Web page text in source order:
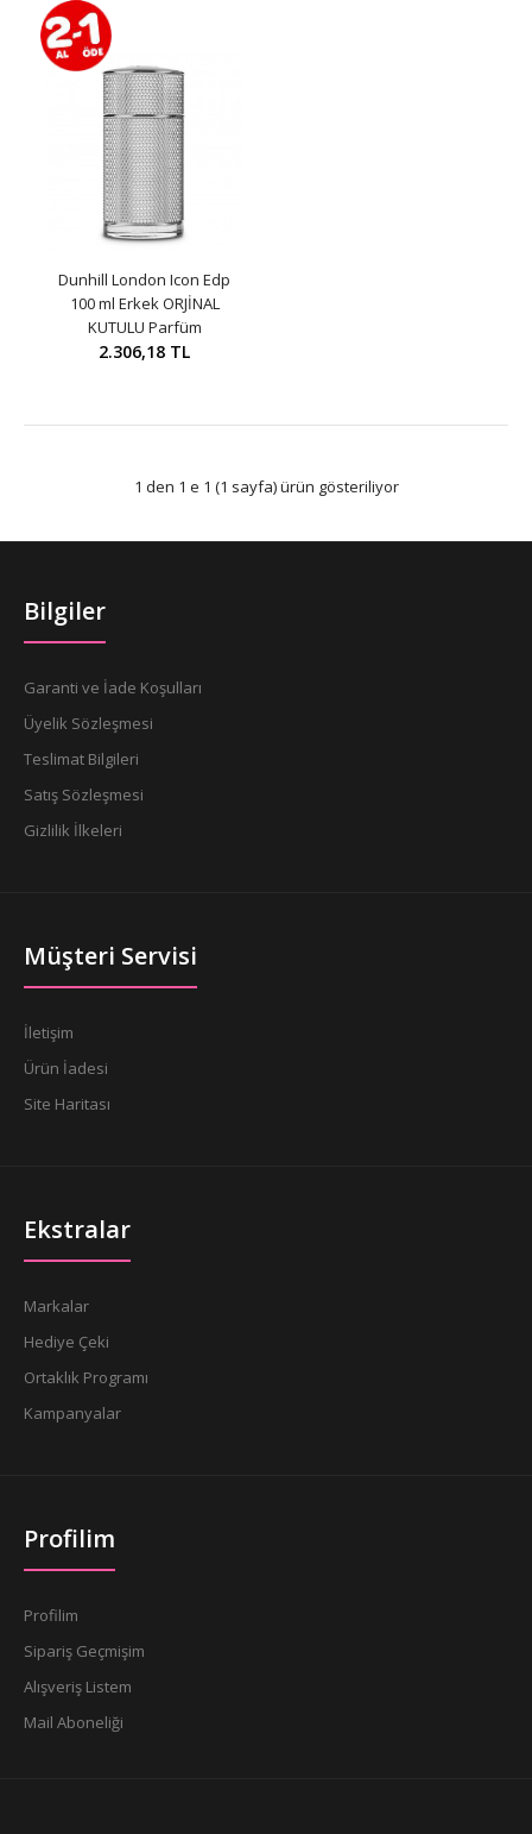
Dunhill London Icon Edp
100 ml Erkek ORJİNAL
KUTULU Parfüm
2.306,18 TL
1 den 1 e 1 (1 sayfa) ürün gösteriliyor
Bilgiler
Garanti ve İade Koşulları
Üyelik Sözleşmesi
Teslimat Bilgileri
Satış Sözleşmesi
Gizlilik İlkeleri
Müşteri Servisi
İletişim
Ürün İadesi
Site Haritası
Ekstralar
Markalar
Hediye Çeki
Ortaklık Programı
Kampanyalar
Profilim
Profilim
Sipariş Geçmişim
Alışveriş Listem
Mail Aboneliği